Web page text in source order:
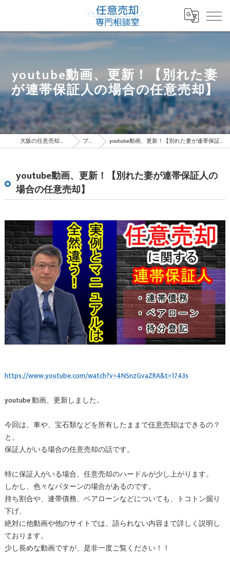
youtube動画、更新！【別れた妻
が連帯保証人の場合の任意売却】
大阪の任意売却専門相談室 ブログ youtube動画、更新！【別れた妻が連帯保証人の場合の任意売却】
youtube動画、更新！【別れた妻が連帯保証人の
場合の任意売却】
https://www.youtube.com/watch?v=4NSnzGvaZRA&t=1743s
youtube 動画、更新しました。
今回は、車や、宝石類などを所有したままで任意売却はできるの？
と、
保証人がいる場合の任意売却の話です。
特に保証人がいる場合、任意売却のハードルが少し上がります。
しかし、色々なパターンの場合があるのです。
持ち割合や、連帯債務、ペアローンなどについても、トコトン掘り
下げ、
絶対に他動画や他のサイトでは、語られない内容まで詳しく説明し
ております。
少し長めな動画ですが、是非一度ご覧ください！！